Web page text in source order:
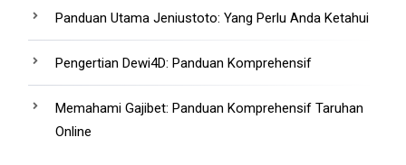
Panduan Utama Jeniustoto: Yang Perlu Anda Ketahui
Pengertian Dewi4D: Panduan Komprehensif
Memahami Gajibet: Panduan Komprehensif Taruhan
Online